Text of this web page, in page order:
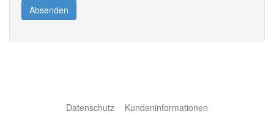
Absenden
Datenschutz Kundeninformationen